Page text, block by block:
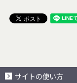
サイトの使い方